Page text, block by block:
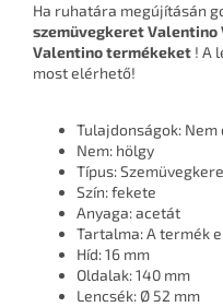
Ha ruhatára megújításán
szemüvegkeret Valentino
Valentino termékeket ! A
most elérhető!
Tulajdonságok:
Nem: hölgy
Típus:
Szín: fekete
Anyaga: acetát
Tartalma: A termék
Híd: 16 mm
Oldalak: 140 mm
Lencsék: Ø 52 mm